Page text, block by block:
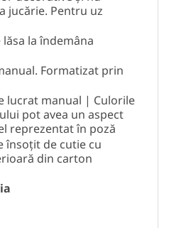
jucărie. Pentru uz
lăsa la îndemâna
Formatizat prin
lucrat manual | Culorile
pot avea un aspect
reprezentat în poză
însoțit de cutie cu
din carton